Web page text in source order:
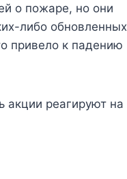
о пожаре, но они
либо обновленных
привело к падению
акции реагируют на